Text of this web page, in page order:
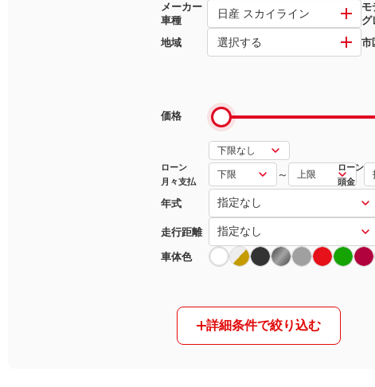
メーカー
車種
日産 スカイライン
モ
グ
地域 選択する 市
価格
ローン
月々支払
～
ローン
頭金
年式
走行距離
車体色
詳細条件で絞り込む